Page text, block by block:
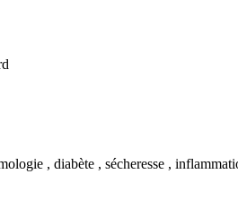
, diabète , sécheresse ,